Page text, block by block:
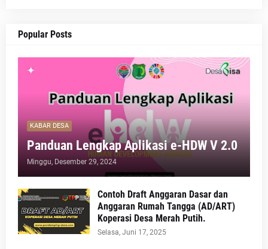
Popular Posts
KABAR DESA
Panduan Lengkap Aplikasi e-HDW V 2.0
Minggu, Desember 29, 2024
Contoh Draft Anggaran Dasar dan
Anggaran Rumah Tangga (AD/ART)
Koperasi Desa Merah Putih.
Selasa, Juni 17, 2025